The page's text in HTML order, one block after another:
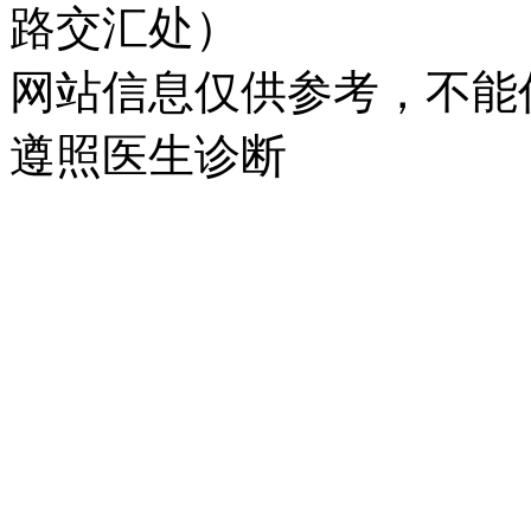
路交汇处）
网站信息仅供参考，不
遵照医生诊断